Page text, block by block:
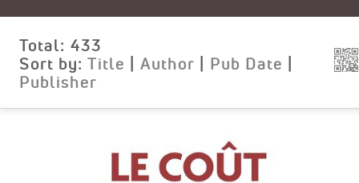
Total: 433
Sort by: Title Author Pub Date
Publisher